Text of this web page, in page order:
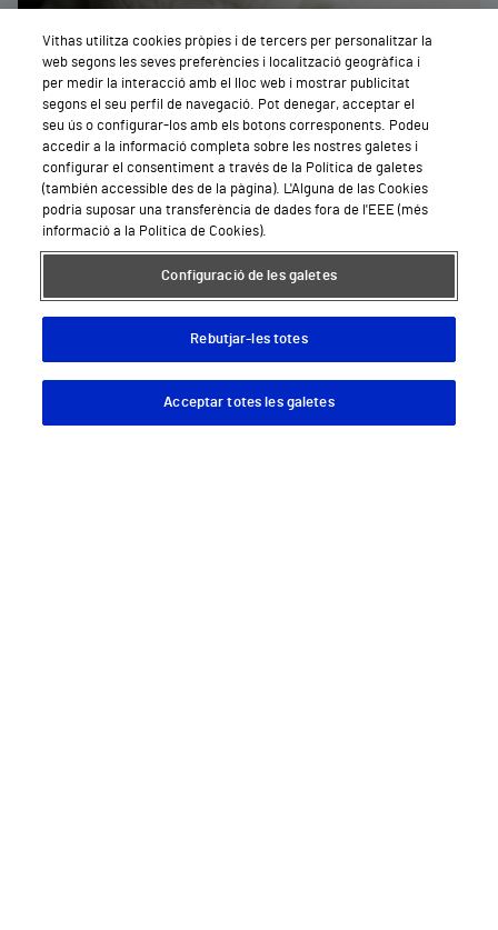
Biòpsia corial
Descargar App
Vithas utilitza cookies pròpies i de tercers per personalitzar la
web segons les seves preferències i localització geogràfica i
per medir la interacció amb el lloc web i mostrar publicitat
segons el seu perfil de navegació. Pot denegar, acceptar el
seu ús o configurar-los amb els botons corresponents. Podeu
accedir a la informació completa sobre les nostres galetes i
configurar el consentiment a través de la Política de galetes
(también accessible des de la pàgina). L'Alguna de las Cookies
podria suposar una transferència de dades fora de l'EEE (més
informació a la Política de Cookies).
Configuració de les galetes
Rebutjar-les totes
Acceptar totes les galetes